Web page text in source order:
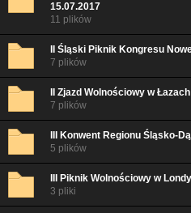
15.07.2017
11 plików
II Śląski Piknik Kongresu
7 plików
II Zjazd Wolnościowy w
7 plików
III Konwent Regionu Śląsko-
5 plików
III Piknik Wolnościowy w
3 pliki